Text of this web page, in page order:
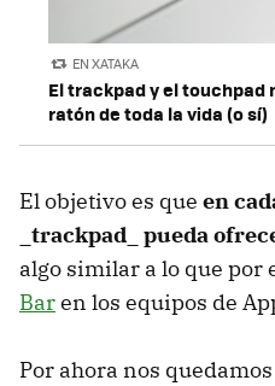
EN XATAKA
El trackpad y el touchpad
ratón de toda la vida (o sí)
El objetivo es que en
_trackpad_ pueda
algo similar a lo que por
Baren los equipos de
Por ahora nos